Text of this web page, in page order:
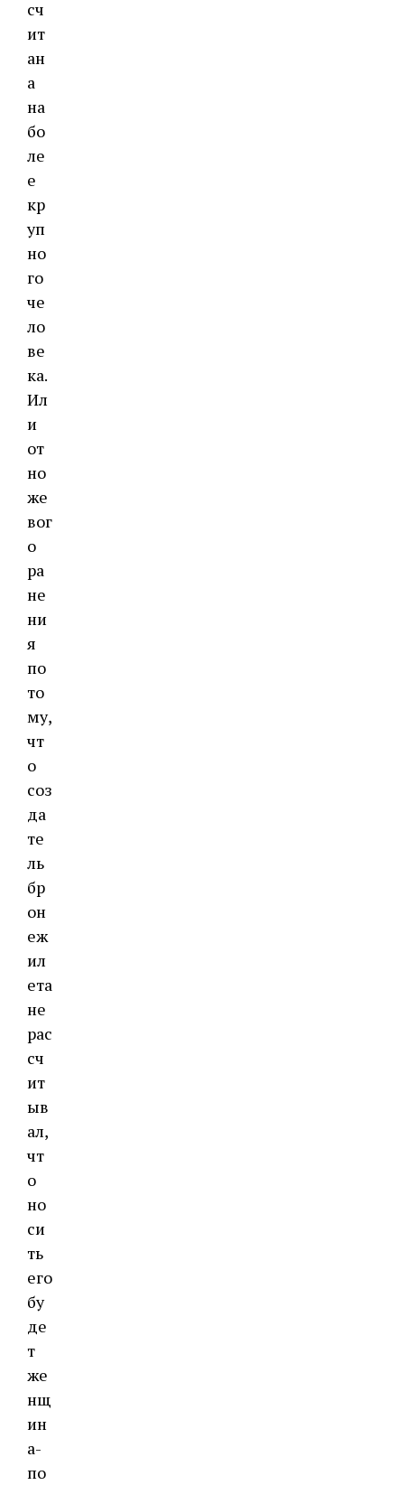
сч
ит
ан
а
на
бо
ле
е
кр
уп
но
го
че
ло
ве
ка.
Ил
и
от
но
же
вог
о
ра
не
ни
я
по
то
му,
чт
о
соз
да
те
ль
бр
он
еж
ил
ета
не
рас
сч
ит
ыв
ал,
чт
о
но
си
ть
его
бу
де
т
же
нщ
ин
а-
по